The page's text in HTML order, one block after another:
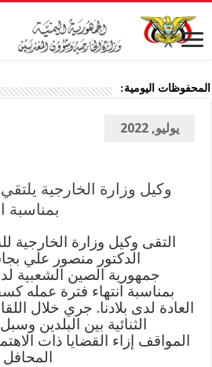
المحفوظات اليومية:
يوليو, 2022
وكيل وزارة الخارجية
بمناسبة
التقى وكيل وزارة الخارجية
الدكتور منصور علي
جمهورية الصين الشعبية
بمناسبة انتهاء فترة عمله
العادة لدى بلادنا. جري خلال
الثنائية بين البلدين
المواقف إزاء القضايا ذات